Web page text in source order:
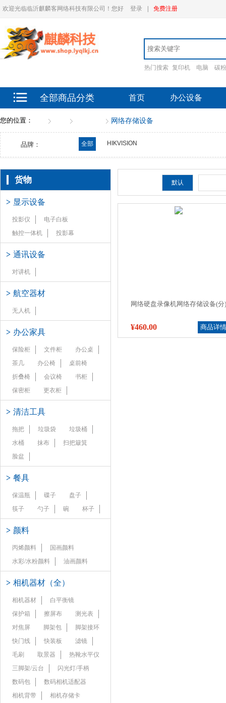
欢迎光临临沂麒麟客网络科技有限公司！您好 登录 免费注册
热门搜索 复印机 电脑 碳粉
全部商品分类 首页 办公设备
您的位置： 网络存储设备
品牌： 全部 HIKVISION
货物
> 显示设备
投影仪
电子白板
触控一体机
投影幕
> 通讯设备
对讲机
> 航空器材
无人机
> 办公家具
保险柜 文件柜
办公桌
茶几
办公椅
桌前椅
折叠椅
会议椅
书柜
保密柜
更衣柜
> 清洁工具
拖把 垃圾袋
垃圾桶
水桶
抹布
扫把簸箕
脸盆
> 餐具
保温瓶 碟子
盘子
筷子
勺子 碗 杯子
> 颜料
丙烯颜料
国画颜料
水彩/水粉颜料
油画颜料
> 相机器材（全）
相机器材
白平衡镜
保护箱
擦屏布
测光表
对焦屏
脚架包
脚架接环
快门线
快装板
滤镜
毛刷
取景器
热靴水平仪
三脚架/云台
闪光灯/手柄
数码包
数码相机适配器
相机背带
相机存储卡
默认
网络硬盘录像机网络存储设备(分)
¥460.00 商品详情